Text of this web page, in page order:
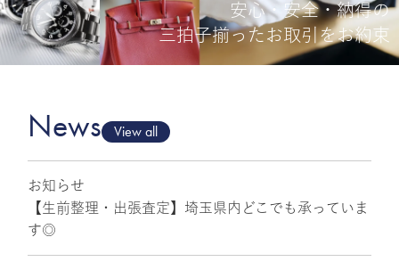
買取品目
店舗一覧
安心・安全・納得の
三拍子揃ったお取引をお約束
News View all
お知らせ
【生前整理・出張査定】埼玉県内どこでも承っていま
す◎